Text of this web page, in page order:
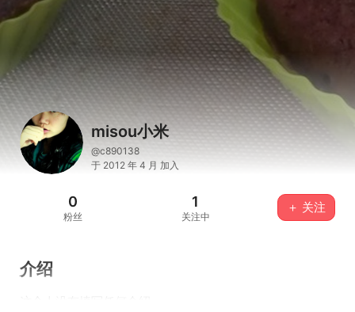
misou小米
@c890138
于 2012 年 4 月 加入
0
粉丝
1
关注中
＋ 关注
介绍